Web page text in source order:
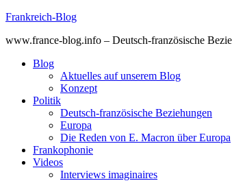
Skip
content
Frankreich-Blog
www.france-blog.info – Deutsch-französische
Blog
Aktuelles auf unserem Blog
Konzept
Politik
Deutsch-französische Beziehungen
Europa
Die Reden von E. Macron über Europa
Frankophonie
Videos
Interviews imaginaires